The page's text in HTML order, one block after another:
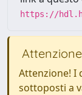
https://
Attenzione
Attenzione! I
sottoposti a